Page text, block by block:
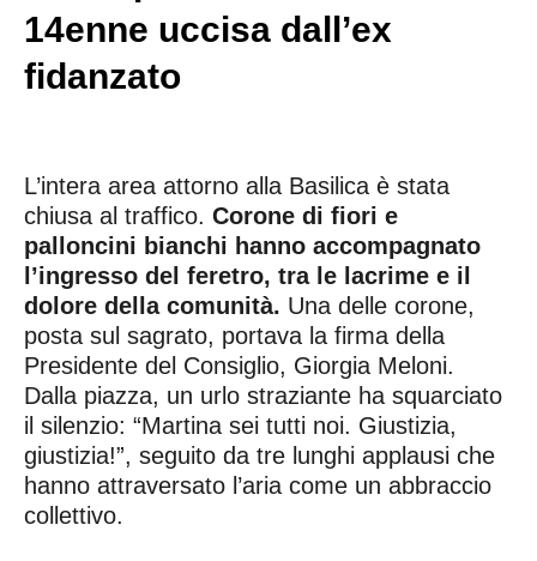
14enne uccisa dall’ex
fidanzato
L’intera area attorno alla Basilica è stata
chiusa al traffico. Corone di fiori e
palloncini bianchi hanno accompagnato
l’ingresso del feretro, tra le lacrime e il
dolore della comunità. Una delle corone,
posta sul sagrato, portava la firma della
Presidente del Consiglio, Giorgia Meloni.
Dalla piazza, un urlo straziante ha squarciato
il silenzio: “Martina sei tutti noi. Giustizia,
giustizia!”, seguito da tre lunghi applausi che
hanno attraversato l’aria come un abbraccio
collettivo.